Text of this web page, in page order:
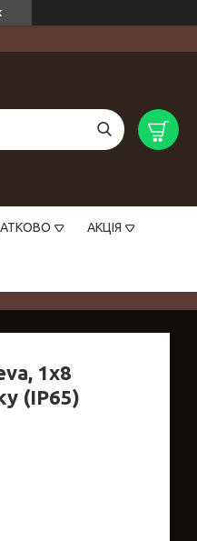
АКЦІЯ
1х8
(IP65)